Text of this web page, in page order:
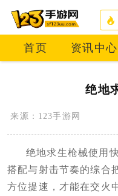
首页 资讯中心
绝地
来源：123手游网
绝地求生枪械使用
搭配与射击节奏的综合
方位提速，才能在交火